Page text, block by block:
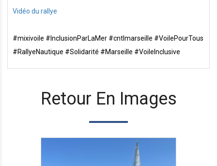
Vidéo du rallye
#mixivoile #InclusionParLaMer #cntlmarseille #VoilePourTous
#RallyeNautique #Solidarité #Marseille #VoileInclusive
Retour En Images